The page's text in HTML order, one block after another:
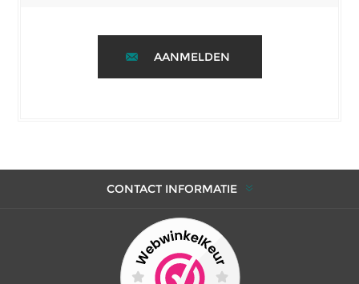
AANMELDEN
CONTACT INFORMATIE